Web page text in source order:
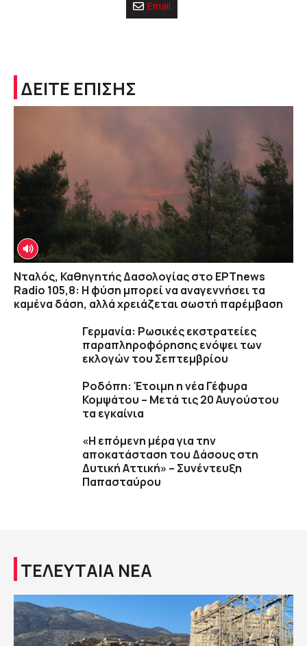
Email
ΔΕΙΤΕ ΕΠΙΣΗΣ
Νταλός, Καθηγητής Δασολογίας στο ΕΡΤnews
Radio 105,8: Η φύση μπορεί να αναγεννήσει τα
καμένα δάση, αλλά χρειάζεται σωστή παρέμβαση
Γερμανία: Ρωσικές εκστρατείες
παραπληροφόρησης ενόψει των
εκλογών του Σεπτεμβρίου
Ροδόπη: Έτοιμη η νέα Γέφυρα
Κομψάτου – Μετά τις 20 Αυγούστου
τα εγκαίνια
«Η επόμενη μέρα για την
αποκατάσταση του Δάσους στη
Δυτική Αττική» – Συνέντευξη
Παπασταύρου
ΤΕΛΕΥΤΑΙΑ ΝΕΑ